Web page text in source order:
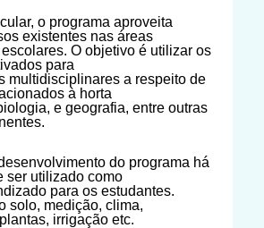
o programa aproveita
existentes nas áreas
O objetivo é utilizar os
para
multidisciplinares a respeito de
à horta
e geografia, entre outras
do programa há
ser utilizado como
para os estudantes.
solo, medição, clima,
irrigação etc.